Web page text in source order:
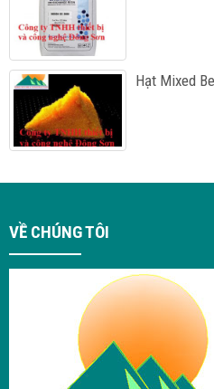
Hạt Mixed
VỀ CHÚNG TÔI